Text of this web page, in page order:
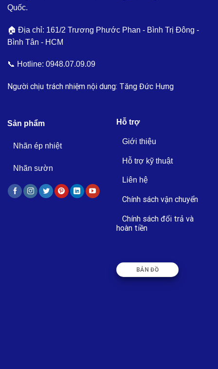
Quốc.
🏠 Địa chỉ: 161/2 Trương Phước Phan - Bình Trị Đông -
Bình Tân - HCM
📞 Hotline: 0948.07.09.09
Người chịu trách nhiệm nội dung: Tăng Đức Hưng
Sản phẩm
Nhãn ép nhiệt
Nhãn sườn
Hỗ trợ
Giới thiệu
Hỗ trợ kỹ thuật
Liên hệ
Chính sách vận chuyển
Chính sách đổi trả và
hoàn tiền
BẢN ĐỒ